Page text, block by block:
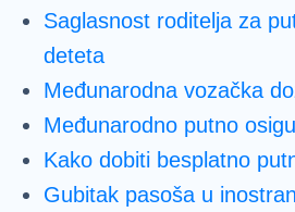
Saglasnost roditelja za
deteta
Međunarodna vozačka
Međunarodno putno
Kako dobiti besplatno
Gubitak pasoša u